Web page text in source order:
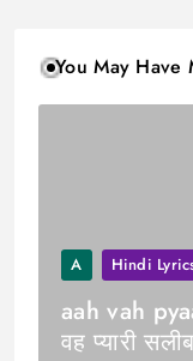
You May Have
A Hindi
aah vah
वह प्यारी सलीब